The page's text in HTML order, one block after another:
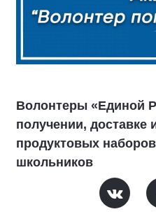
Волонтеры «Единой
получении, доставке
продуктовых
школьников